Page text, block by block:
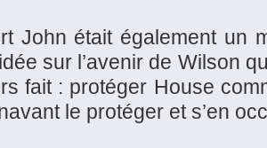
John était également un
sur l’avenir de Wilson
fait : protéger House
le protéger et s’en